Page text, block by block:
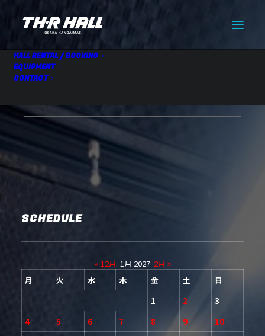
HALL RENTAL / BOOKING
EQUIPMENT
CONTACT
SCHEDULE
« 12月 1月 2027 2月 »
月
火 水 木 金 土
日
1
2
3
4
5 6 7 8 9
10